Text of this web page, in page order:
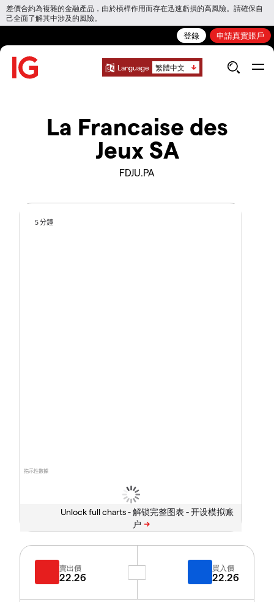
差價合約為複雜的金融產品，由於槓桿作用而存在迅速虧損的高風險。請確保自
己全面了解其中涉及的風險。
登錄 申請真實賬戶
Language 繁體中文
La Francaise des
Jeux SA
FDJU.PA
指示性數據
5 分鐘
Unlock full charts -
賣出價
22.26
買入價
22.26